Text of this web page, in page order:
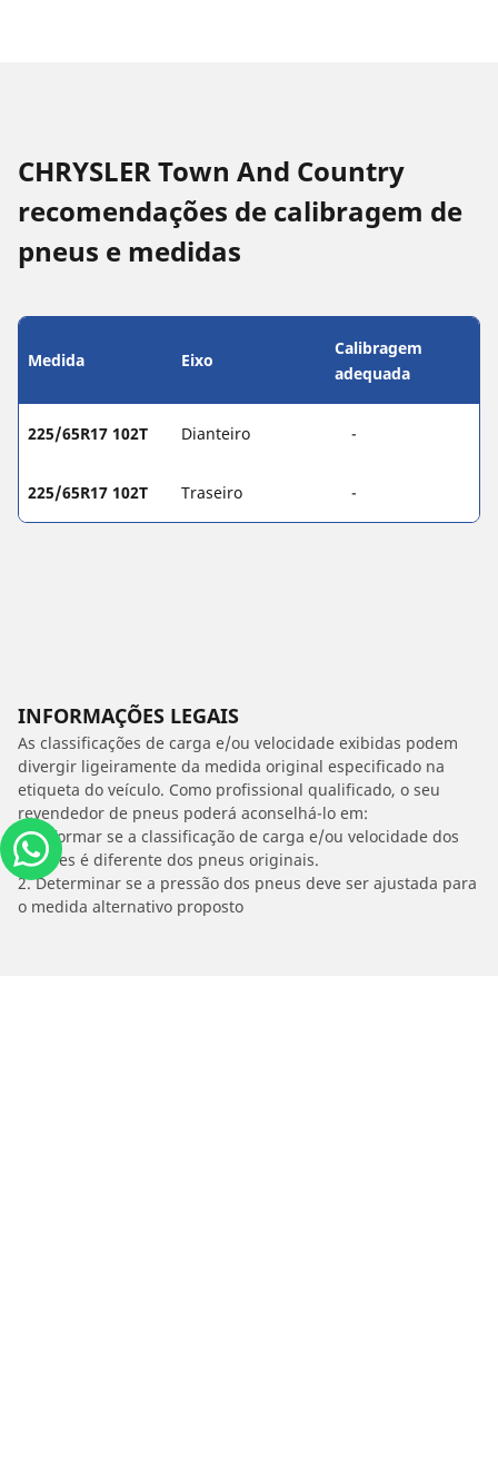
CHRYSLER Town And Country
recomendações de calibragem de
pneus e medidas
Medida Eixo
Calibragem
adequada
225/65R17 102T Dianteiro -
225/65R17 102T Traseiro -
INFORMAÇÕES LEGAIS
As classificações de carga e/ou velocidade exibidas podem
divergir ligeiramente da medida original especificado na
etiqueta do veículo. Como profissional qualificado, o seu
revendedor de pneus poderá aconselhá-lo em:
1. Informar se a classificação de carga e/ou velocidade dos
estepes é diferente dos pneus originais.
2. Determinar se a pressão dos pneus deve ser ajustada para
o medida alternativo proposto